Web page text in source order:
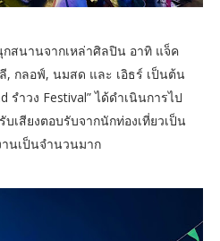
สนานจากเหล่าศิลปิน อาทิ แจ็ค
, กลอฟ์, นมสด และ เอิธร์ เป็นต้น
รำวง Festival” ได้ดำเนินการไป
เสียงตอบรับจากนักท่องเที่ยวเป็น
นเป็นจำนวนมาก